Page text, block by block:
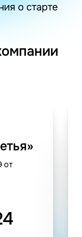
о старте
от